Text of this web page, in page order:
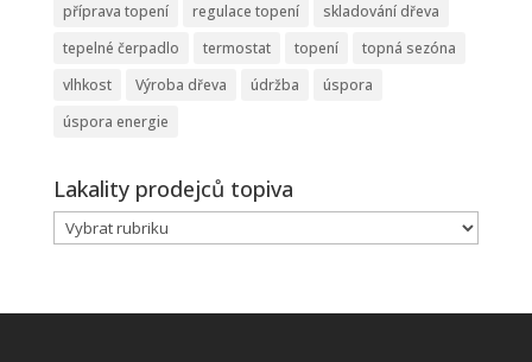
příprava topení
regulace topení
skladování dřeva
tepelné čerpadlo
termostat topení
topná sezóna
vlhkost
Výroba dřeva údržba
úspora
úspora energie
Lakality prodejců topiva
Lakality
prodejců